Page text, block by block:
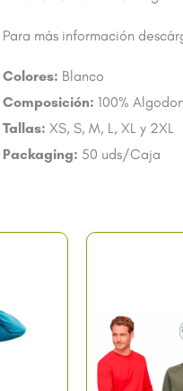
Para más información
Colores: Blanco
Composición: 100%
Tallas: XS, S, M, L, XL y 2XL
Packaging: 50 uds/Caja